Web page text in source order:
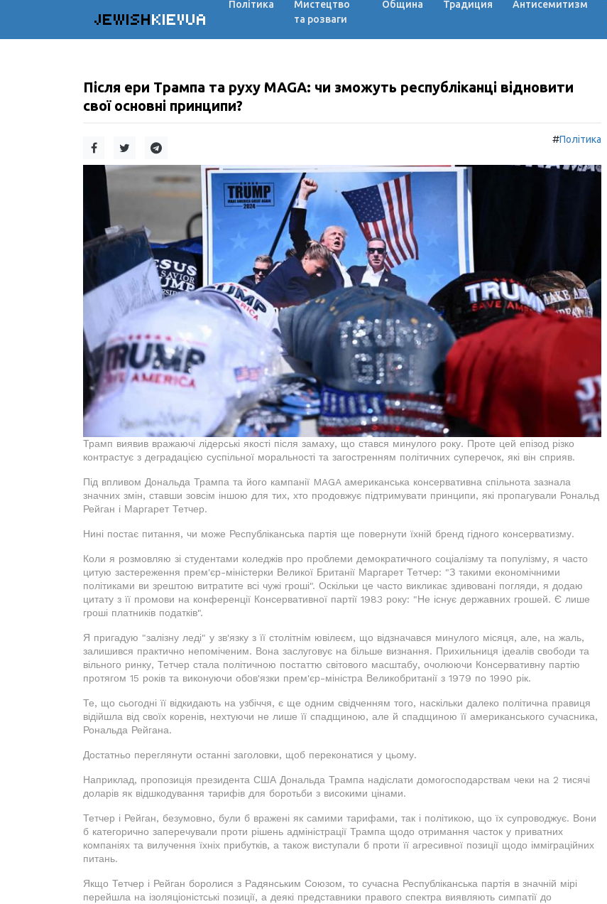
JEWISHKIEVUA
Політика
Мистецтво
та розваги
Община Традиция Антисемитизм
Після ери Трампа та руху MAGA: чи зможуть республіканці відновити
свої основні принципи?
#Політика
Трамп виявив вражаючі лідерські якості після замаху, що стався минулого року. Проте цей епізод різко
контрастує з деградацією суспільної моральності та загостренням політичних суперечок, які він сприяв.
Під впливом Дональда Трампа та його кампанії MAGA американська консервативна спільнота зазнала
значних змін, ставши зовсім іншою для тих, хто продовжує підтримувати принципи, які пропагували Рональд
Рейган і Маргарет Тетчер.
Нині постає питання, чи може Республіканська партія ще повернути їхній бренд гідного консерватизму.
Коли я розмовляю зі студентами коледжів про проблеми демократичного соціалізму та популізму, я часто
цитую застереження прем'єр-міністерки Великої Британії Маргарет Тетчер: "З такими економічними
політиками ви зрештою витратите всі чужі гроші". Оскільки це часто викликає здивовані погляди, я додаю
цитату з її промови на конференції Консервативної партії 1983 року: "Не існує державних грошей. Є лише
гроші платників податків".
Я пригадую "залізну леді" у зв'язку з її столітнім ювілеєм, що відзначався минулого місяця, але, на жаль,
залишився практично непоміченим. Вона заслуговує на більше визнання. Прихильниця ідеалів свободи та
вільного ринку, Тетчер стала політичною постаттю світового масштабу, очолюючи Консервативну партію
протягом 15 років та виконуючи обов'язки прем'єр-міністра Великобританії з 1979 по 1990 рік.
Те, що сьогодні її відкидають на узбіччя, є ще одним свідченням того, наскільки далеко політична правиця
відійшла від своїх коренів, нехтуючи не лише її спадщиною, але й спадщиною її американського сучасника,
Рональда Рейгана.
Достатньо переглянути останні заголовки, щоб переконатися у цьому.
Наприклад, пропозиція президента США Дональда Трампа надіслати домогосподарствам чеки на 2 тисячі
доларів як відшкодування тарифів для боротьби з високими цінами.
Тетчер і Рейган, безумовно, були б вражені як самими тарифами, так і політикою, що їх супроводжує. Вони
б категорично заперечували проти рішень адміністрації Трампа щодо отримання часток у приватних
компаніях та вилучення їхніх прибутків, а також виступали б проти її агресивної позиції щодо імміграційних
питань.
Якщо Тетчер і Рейган боролися з Радянським Союзом, то сучасна Республіканська партія в значній мірі
перейшла на ізоляціоністські позиції, а деякі представники правого спектра виявляють симпатії до